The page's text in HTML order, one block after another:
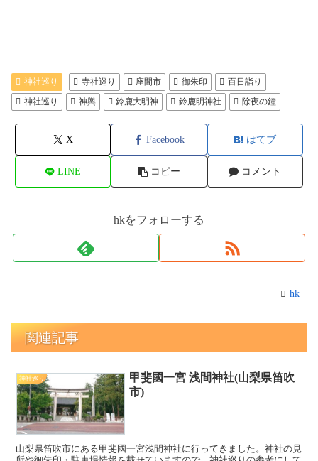
神社巡り 寺社巡り 座間市 御朱印
百日詣り
神社巡り
神輿 鈴鹿大明神 鈴鹿明神社 除夜の鐘
X Facebook はてブ
LINE コピー コメント
hkをフォローする
hk
関連記事
神社巡り
甲斐國一宮 浅間神社(山梨県笛吹
市)
山梨県笛吹市にある甲斐國一宮浅間神社に行ってきました。神社の見